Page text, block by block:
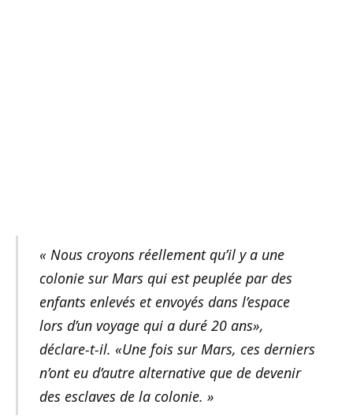
« Nous croyons réellement qu’il y a une
colonie sur Mars qui est peuplée par des
enfants enlevés et envoyés dans l’espace
lors d’un voyage qui a duré 20 ans»,
déclare-t-il. «Une fois sur Mars, ces derniers
n’ont eu d’autre alternative que de devenir
des esclaves de la colonie. »